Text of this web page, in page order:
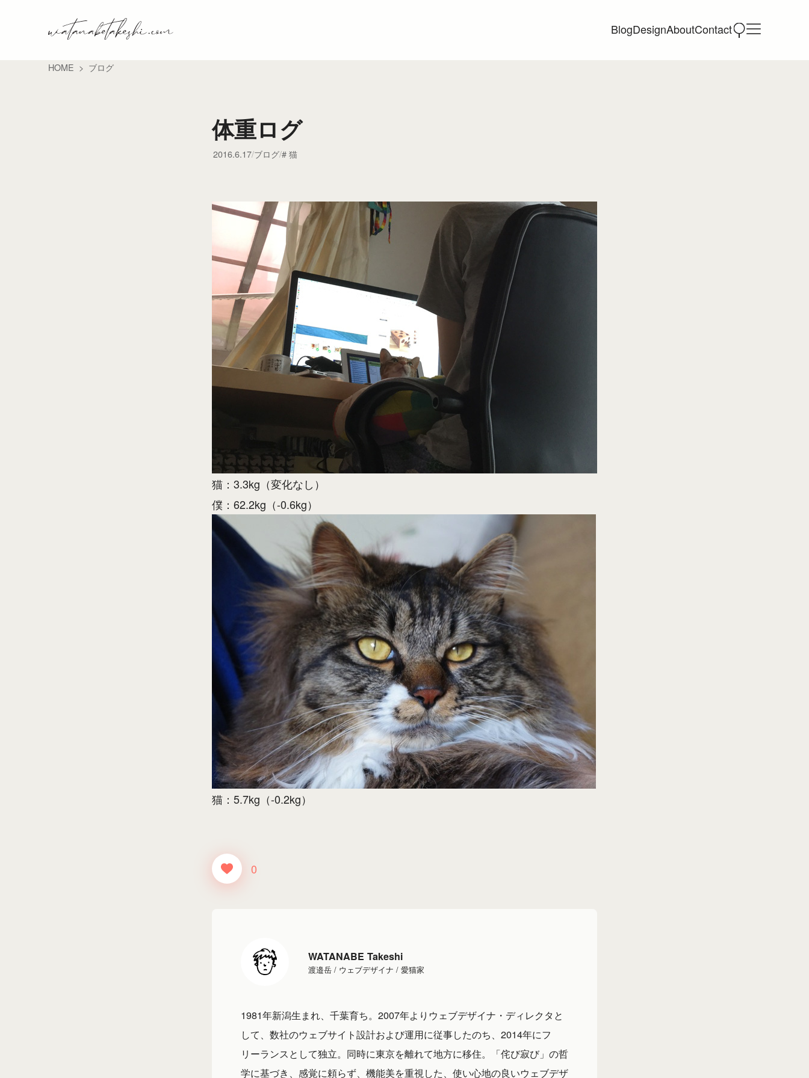
BlogDesignAboutContact
HOME ブログ
体重ログ
2016.6.17 ブログ 猫
猫：3.3kg（変化なし）
僕：62.2kg（-0.6kg）
猫：5.7kg（-0.2kg）
0
WATANABE Takeshi
渡邉岳 / ウェブデザイナ / 愛猫家
1981年新潟生まれ、千葉育ち。2007年よりウェブデザイナ・ディレクタと
して、数社のウェブサイト設計および運用に従事したのち、2014年にフ
リーランスとして独立。同時に東京を離れて地方に移住。「侘び寂び」の哲
学に基づき、感覚に頼らず、機能美を重視した、使い心地の良いウェブデザ